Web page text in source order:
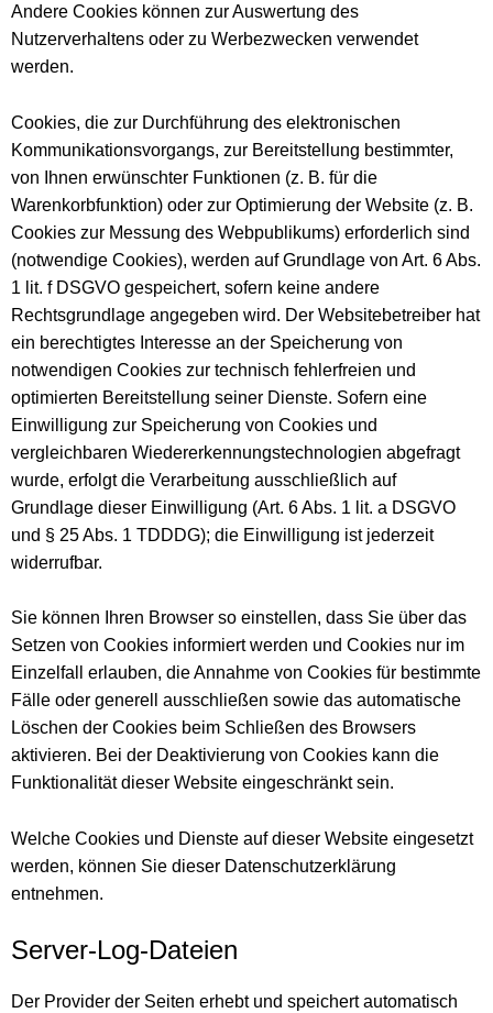
Andere Cookies können zur Auswertung des
Nutzerverhaltens oder zu Werbezwecken verwendet
werden.
Cookies, die zur Durchführung des elektronischen
Kommunikationsvorgangs, zur Bereitstellung bestimmter,
von Ihnen erwünschter Funktionen (z. B. für die
Warenkorbfunktion) oder zur Optimierung der Website (z. B.
Cookies zur Messung des Webpublikums) erforderlich sind
(notwendige Cookies), werden auf Grundlage von Art. 6 Abs.
1 lit. f DSGVO gespeichert, sofern keine andere
Rechtsgrundlage angegeben wird. Der Websitebetreiber hat
ein berechtigtes Interesse an der Speicherung von
notwendigen Cookies zur technisch fehlerfreien und
optimierten Bereitstellung seiner Dienste. Sofern eine
Einwilligung zur Speicherung von Cookies und
vergleichbaren Wiedererkennungstechnologien abgefragt
wurde, erfolgt die Verarbeitung ausschließlich auf
Grundlage dieser Einwilligung (Art. 6 Abs. 1 lit. a DSGVO
und § 25 Abs. 1 TDDDG); die Einwilligung ist jederzeit
widerrufbar.
Sie können Ihren Browser so einstellen, dass Sie über das
Setzen von Cookies informiert werden und Cookies nur im
Einzelfall erlauben, die Annahme von Cookies für bestimmte
Fälle oder generell ausschließen sowie das automatische
Löschen der Cookies beim Schließen des Browsers
aktivieren. Bei der Deaktivierung von Cookies kann die
Funktionalität dieser Website eingeschränkt sein.
Welche Cookies und Dienste auf dieser Website eingesetzt
werden, können Sie dieser Datenschutzerklärung
entnehmen.
Server-Log-Dateien
Der Provider der Seiten erhebt und speichert automatisch